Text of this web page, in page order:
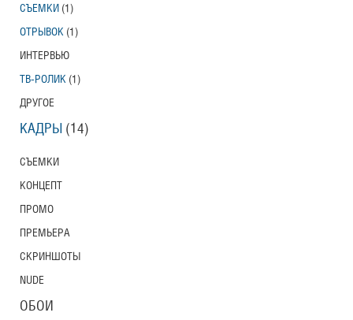
СЪЕМКИ (1)
ОТРЫВОК (1)
ИНТЕРВЬЮ
ТВ-РОЛИК (1)
ДРУГОЕ
КАДРЫ (14)
СЪЕМКИ
КОНЦЕПТ
ПРОМО
ПРЕМЬЕРА
СКРИНШОТЫ
NUDE
ОБОИ